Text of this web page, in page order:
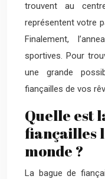
trouvent au
représentent votre
Finalement,
sportives. Pour
une grande
fiançailles de vos
Quelle est
fiançailles
monde ?
La bague de